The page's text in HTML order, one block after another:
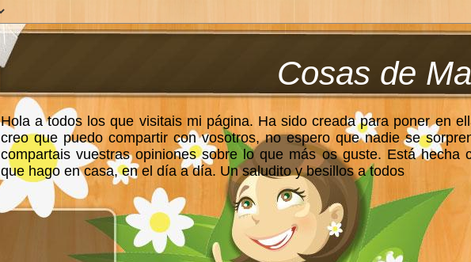
Cosas de
Hola a todos los que visitais mi página. Ha sido creada para poner en
creo que puedo compartir con vosotros, no espero que nadie se
compartais vuestras opiniones sobre lo que más os guste. Está hecha
que hago en casa, en el día a día. Un saludito y besillos a todos